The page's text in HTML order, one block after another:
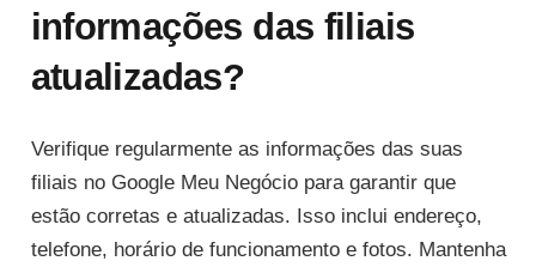
informações das filiais
atualizadas?
Verifique regularmente as informações das suas
filiais no Google Meu Negócio para garantir que
estão corretas e atualizadas. Isso inclui endereço,
telefone, horário de funcionamento e fotos. Mantenha